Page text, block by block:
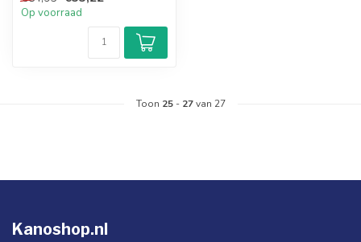
Op voorraad
Toon 25- 27van 27
Kanoshop.nl